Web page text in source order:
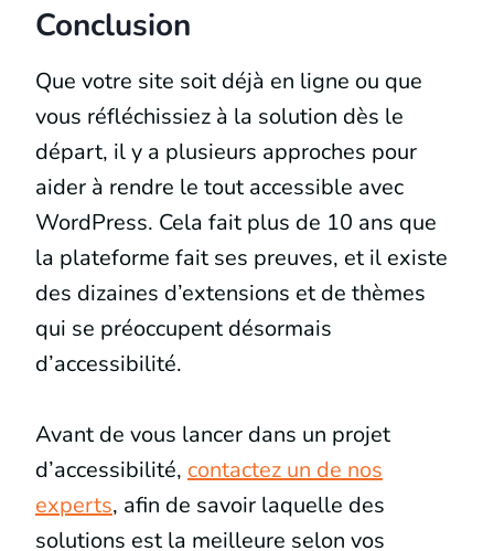
Conclusion
Que votre site soit déjà en ligne ou que
vous réfléchissiez à la solution dès le
départ, il y a plusieurs approches pour
aider à rendre le tout accessible avec
WordPress. Cela fait plus de 10 ans que
la plateforme fait ses preuves, et il existe
des dizaines d’extensions et de thèmes
qui se préoccupent désormais
d’accessibilité.
Avant de vous lancer dans un projet
d’accessibilité, contactez un de nos
experts, afin de savoir laquelle des
solutions est la meilleure selon vos